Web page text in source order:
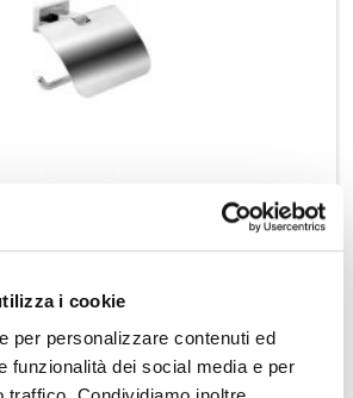
i cookie
per personalizzare contenuti ed
funzionalità dei social media e per
con coperchio cromo Lea A18260 CR